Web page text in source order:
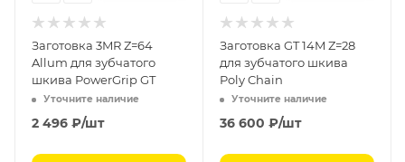
Заготовка 3MR Z=64
Allum для зубчатого
шкива PowerGrip GT
Уточните наличие
2 496 ₽/шт
Заготовка GT 14M Z=28
для зубчатого шкива
Poly Chain
Уточните наличие
36 600 ₽/шт